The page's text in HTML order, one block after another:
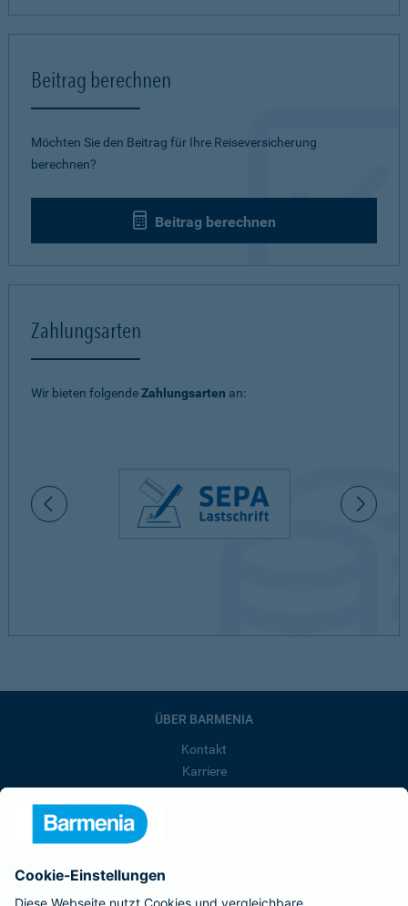
Beitrag berechnen
Möchten Sie den Beitrag für Ihre Reiseversicherung
berechnen?
Beitrag berechnen
Zahlungsarten
Wir bieten folgendeZahlungsarten an:
ÜBER BARMENIA
Kontakt
Karriere
Presse
Barmenia ist Teil der BarmeniaGothaer